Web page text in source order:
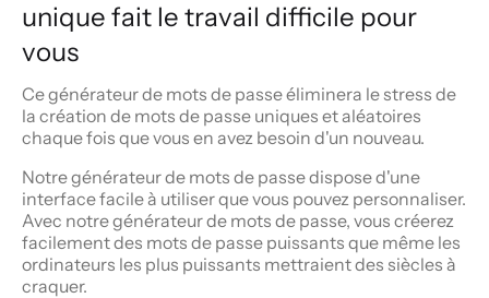
unique fait le travail difficile pour
vous
Ce générateur de mots de passe éliminera le stress de
la création de mots de passe uniques et aléatoires
chaque fois que vous en avez besoin d'un nouveau.
Notre générateur de mots de passe dispose d'une
interface facile à utiliser que vous pouvez personnaliser.
Avec notre générateur de mots de passe, vous créerez
facilement des mots de passe puissants que même les
ordinateurs les plus puissants mettraient des siècles à
craquer.